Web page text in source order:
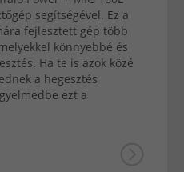
segítségével. Ez a
fejlesztett gép több
könnyebbé és
Ha te is azok közé
a hegesztés
ezt a